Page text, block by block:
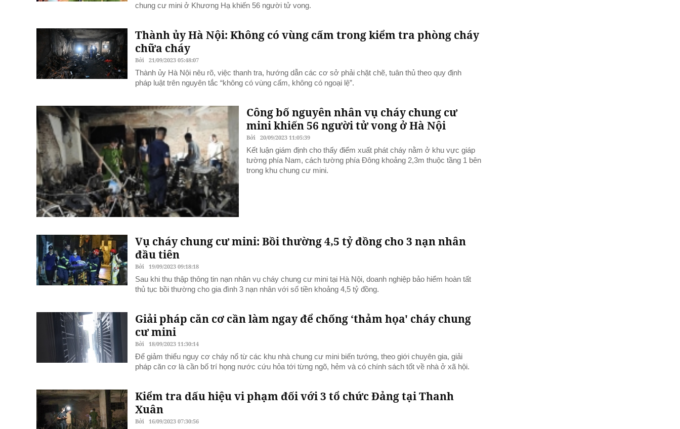
chung cư mini ở Khương Hạ khiến 56 người tử vong.
Thành ủy Hà Nội: Không có vùng cấm trong kiểm tra phòng cháy
chữa cháy
Bởi 21/09/2023 05:48:07
Thành ủy Hà Nội nêu rõ, việc thanh tra, hướng dẫn các cơ sở phải chặt chẽ, tuân thủ theo quy định
pháp luật trên nguyên tắc “không có vùng cấm, không có ngoại lệ”.
Công bố nguyên nhân vụ cháy chung cư
mini khiến 56 người tử vong ở Hà Nội
Bởi 20/09/2023 11:05:39
Kết luận giám định cho thấy điểm xuất phát cháy nằm ở khu vực giáp
tường phía Nam, cách tường phía Đông khoảng 2,3m thuộc tầng 1 bên
trong khu chung cư mini.
Vụ cháy chung cư mini: Bồi thường 4,5 tỷ đồng cho 3 nạn nhân
đầu tiên
Bởi 19/09/2023 09:18:18
Sau khi thu thập thông tin nạn nhân vụ cháy chung cư mini tại Hà Nội, doanh nghiệp bảo hiểm hoàn tất
thủ tục bồi thường cho gia đình 3 nạn nhân với số tiền khoảng 4,5 tỷ đồng.
Giải pháp căn cơ cần làm ngay để chống ‘thảm họa' cháy chung
cư mini
Bởi 18/09/2023 11:30:14
Để giảm thiểu nguy cơ cháy nổ từ các khu nhà chung cư mini biến tướng, theo giới chuyên gia, giải
pháp căn cơ là cần bố trí họng nước cứu hỏa tới từng ngõ, hẻm và có chính sách tốt về nhà ở xã hội.
Kiểm tra dấu hiệu vi phạm đối với 3 tổ chức Đảng tại Thanh
Xuân
Bởi 16/09/2023 07:30:56